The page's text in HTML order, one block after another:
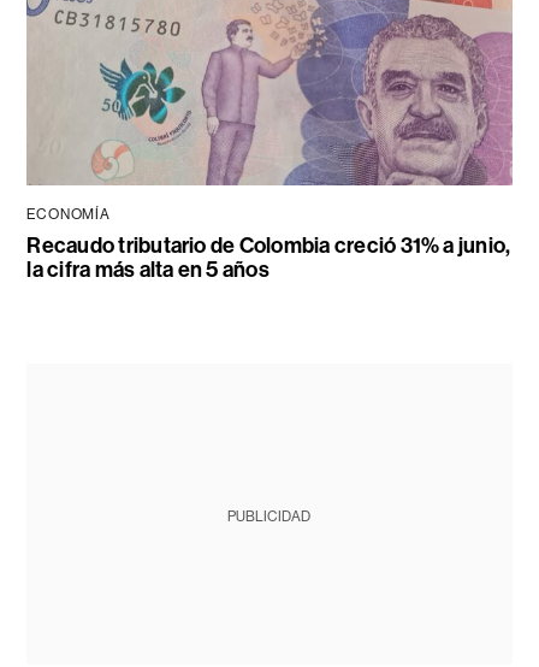
ECONOMÍA
Recaudo tributario de Colombia creció 31% a junio,
la cifra más alta en 5 años
PUBLICIDAD